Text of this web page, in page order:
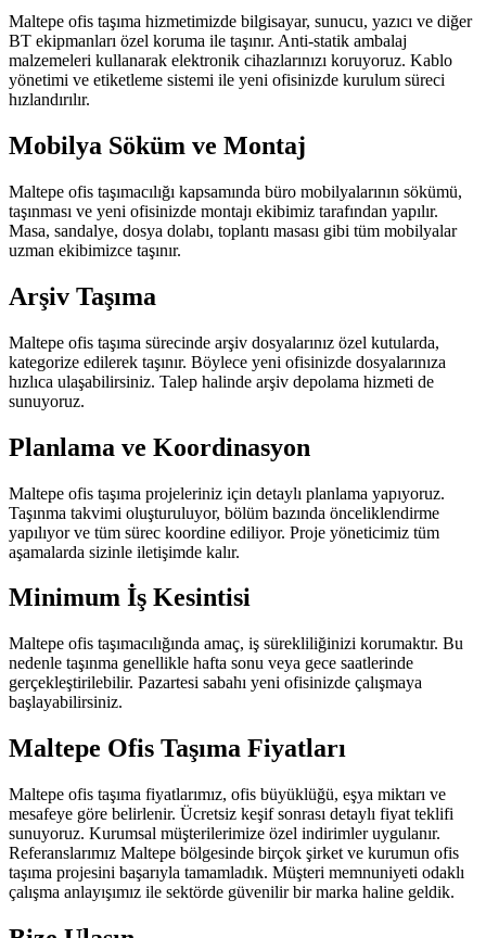
Maltepe ofis taşıma hizmetimizde bilgisayar, sunucu, yazıcı ve diğer
BT ekipmanları özel koruma ile taşınır. Anti-statik ambalaj
malzemeleri kullanarak elektronik cihazlarınızı koruyoruz. Kablo
yönetimi ve etiketleme sistemi ile yeni ofisinizde kurulum süreci
hızlandırılır.
Mobilya Söküm ve Montaj
Maltepe ofis taşımacılığı kapsamında büro mobilyalarının sökümü,
taşınması ve yeni ofisinizde montajı ekibimiz tarafından yapılır.
Masa, sandalye, dosya dolabı, toplantı masası gibi tüm mobilyalar
uzman ekibimizce taşınır.
Arşiv Taşıma
Maltepe ofis taşıma sürecinde arşiv dosyalarınız özel kutularda,
kategorize edilerek taşınır. Böylece yeni ofisinizde dosyalarınıza
hızlıca ulaşabilirsiniz. Talep halinde arşiv depolama hizmeti de
sunuyoruz.
Planlama ve Koordinasyon
Maltepe ofis taşıma projeleriniz için detaylı planlama yapıyoruz.
Taşınma takvimi oluşturuluyor, bölüm bazında önceliklendirme
yapılıyor ve tüm sürec koordine ediliyor. Proje yöneticimiz tüm
aşamalarda sizinle iletişimde kalır.
Minimum İş Kesintisi
Maltepe ofis taşımacılığında amaç, iş sürekliliğinizi korumaktır. Bu
nedenle taşınma genellikle hafta sonu veya gece saatlerinde
gerçekleştirilebilir. Pazartesi sabahı yeni ofisinizde çalışmaya
başlayabilirsiniz.
Maltepe Ofis Taşıma Fiyatları
Maltepe ofis taşıma fiyatlarımız, ofis büyüklüğü, eşya miktarı ve
mesafeye göre belirlenir. Ücretsiz keşif sonrası detaylı fiyat teklifi
sunuyoruz. Kurumsal müşterilerimize özel indirimler uygulanır.
Referanslarımız Maltepe bölgesinde birçok şirket ve kurumun ofis
taşıma projesini başarıyla tamamladık. Müşteri memnuniyeti odaklı
çalışma anlayışımız ile sektörde güvenilir bir marka haline geldik.